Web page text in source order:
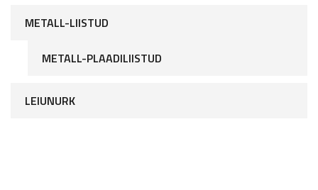
METALL-LIISTUD
METALL-PLAADILIISTUD
LEIUNURK